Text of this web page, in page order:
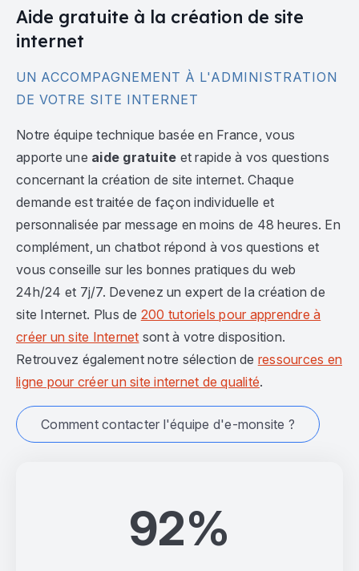
92%
Aide gratuite à la création de site
internet
UN ACCOMPAGNEMENT À L'ADMINISTRATION
DE VOTRE SITE INTERNET
Notre équipe technique basée en France, vous
apporte une aide gratuite et rapide à vos questions
concernant la création de site internet. Chaque
demande est traitée de façon individuelle et
personnalisée par message en moins de 48 heures. En
complément, un chatbot répond à vos questions et
vous conseille sur les bonnes pratiques du web
24h/24 et 7j/7. Devenez un expert de la création de
site Internet. Plus de 200 tutoriels pour apprendre à
créer un site Internet sont à votre disposition.
Retrouvez également notre sélection de ressources en
ligne pour créer un site internet de qualité.
Comment contacter l'équipe d'e-monsite ?